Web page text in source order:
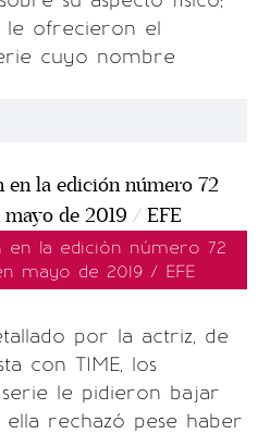
le ofrecieron el
cuyo nombre
en la edición número 72
mayo de 2019 / EFE
por la actriz, de
con TIME, los
le pidieron bajar
rechazó pese haber